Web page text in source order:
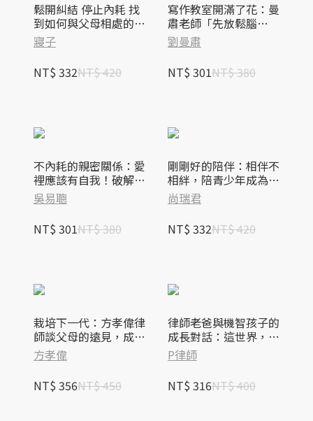
鬆開糾結 停止內耗 找
到如何與父母相處的情
緒解藥
寢子
NT$ 332NT$ 420
寫作教室開滿了花：曼
肅老師「先放鬆腦
袋！」的兒童寫作教育
實踐手記
劉曼肅
NT$ 301NT$ 380
不內耗的親密關係：愛
裡應該有自我！破解假
性親密、有毒互動與關
係內耗
吳易聰
NT$ 301NT$ 380
剛剛好的陪伴：相伴不
相絆，陪青少年成為想
要的自己
尚瑞君
NT$ 332NT$ 420
栽培下一代：方孝偉律
師談父母的遠見，成就
孩子的未來
方孝偉
NT$ 356NT$ 450
律師老爸與機智孩子的
成長對話：這世界，我
陪你慢慢懂
P律師
NT$ 316NT$ 400